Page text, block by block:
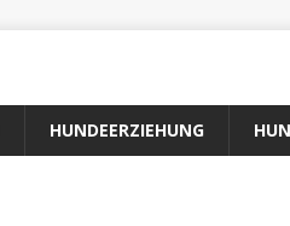
HUNDEERZIEHUNG